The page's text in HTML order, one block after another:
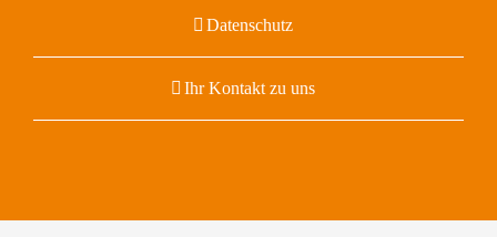
Datenschutz
Ihr Kontakt zu uns